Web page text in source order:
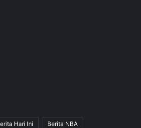
Hari Ini Berita NBA